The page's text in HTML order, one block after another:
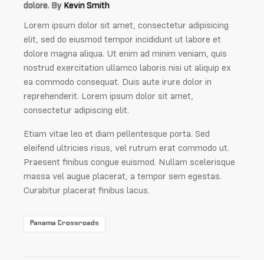
dolore. By Kevin Smith
Lorem ipsum dolor sit amet, consectetur adipisicing
elit, sed do eiusmod tempor incididunt ut labore et
dolore magna aliqua. Ut enim ad minim veniam, quis
nostrud exercitation ullamco laboris nisi ut aliquip ex
ea commodo consequat. Duis aute irure dolor in
reprehenderit. Lorem ipsum dolor sit amet,
consectetur adipiscing elit.
Etiam vitae leo et diam pellentesque porta. Sed
eleifend ultricies risus, vel rutrum erat commodo ut.
Praesent finibus congue euismod. Nullam scelerisque
massa vel augue placerat, a tempor sem egestas.
Curabitur placerat finibus lacus.
Panama Crossroads